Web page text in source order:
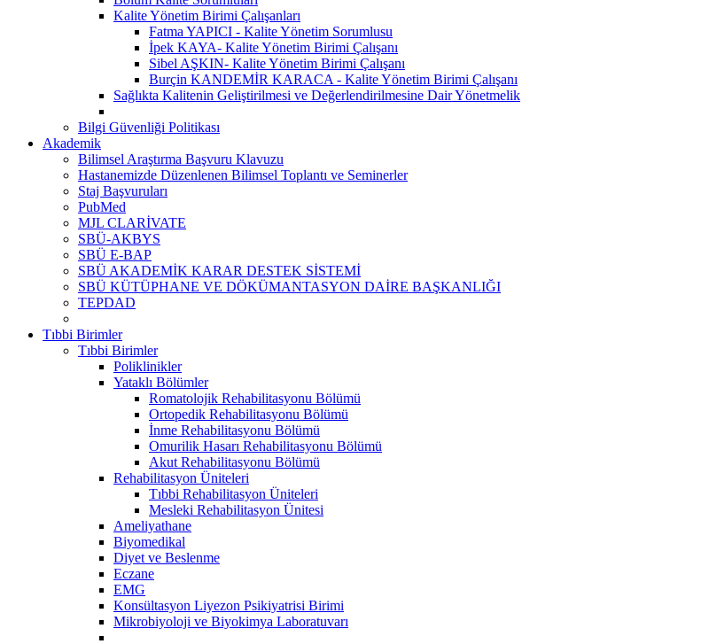
Kalite Yönetim Birimi Çalışanları
Fatma YAPICI - Kalite Yönetim Sorumlusu
İpek KAYA- Kalite Yönetim Birimi Çalışanı
Sibel AŞKIN- Kalite Yönetim Birimi Çalışanı
Burçin KANDEMİR KARACA - Kalite Yönetim Birimi Çalışanı
Sağlıkta Kalitenin Geliştirilmesi ve Değerlendirilmesine Dair Yönetmelik
Bilgi Güvenliği Politikası
Akademik
Bilimsel Araştırma Başvuru Klavuzu
Hastanemizde Düzenlenen Bilimsel Toplantı ve Seminerler
Staj Başvuruları
PubMed
MJL CLARİVATE
SBÜ-AKBYS
SBÜ E-BAP
SBÜ AKADEMİK KARAR DESTEK SİSTEMİ
SBÜ KÜTÜPHANE VE DÖKÜMANTASYON DAİRE BAŞKANLIĞI
TEPDAD
Tıbbi Birimler
Tıbbi Birimler
Poliklinikler
Yataklı Bölümler
Romatolojik Rehabilitasyonu Bölümü
Ortopedik Rehabilitasyonu Bölümü
İnme Rehabilitasyonu Bölümü
Omurilik Hasarı Rehabilitasyonu Bölümü
Akut Rehabilitasyonu Bölümü
Rehabilitasyon Üniteleri
Tıbbi Rehabilitasyon Üniteleri
Mesleki Rehabilitasyon Ünitesi
Ameliyathane
Biyomedikal
Diyet ve Beslenme
Eczane
EMG
Konsültasyon Liyezon Psikiyatrisi Birimi
Mikrobiyoloji ve Biyokimya Laboratuvarı